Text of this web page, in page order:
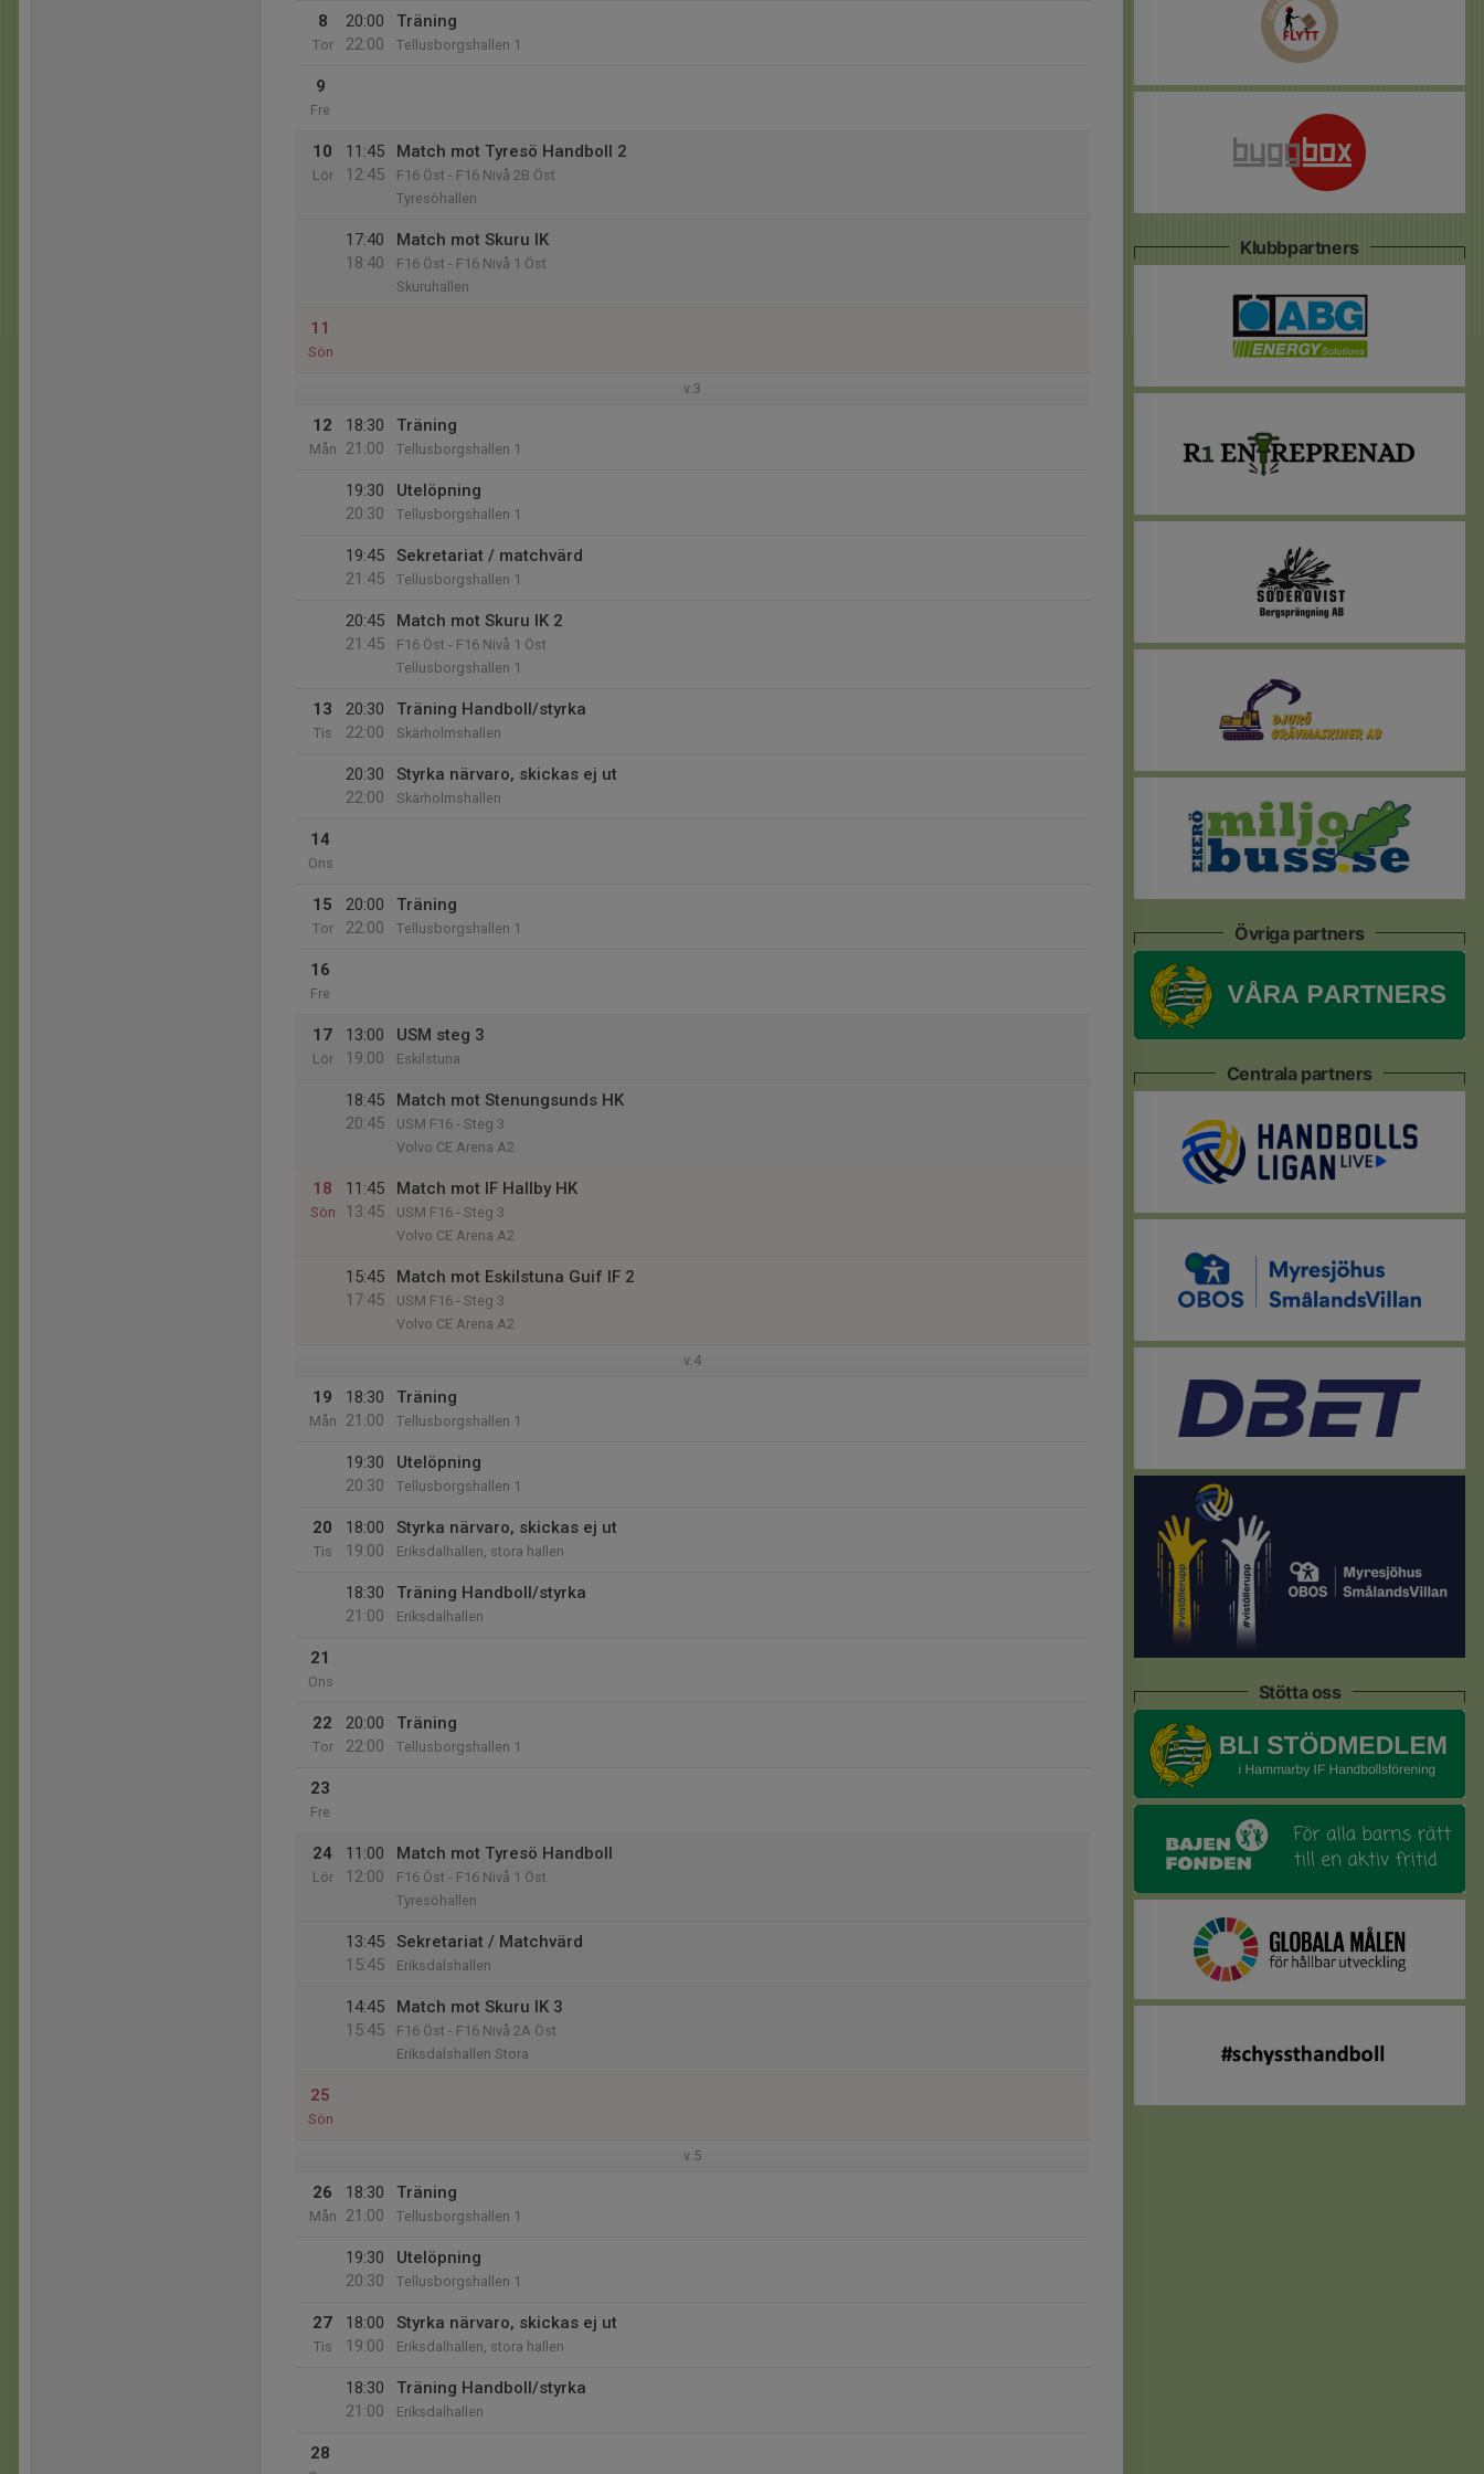
8
Tor
20:00
22:00
Träning
Tellusborgshallen 1
9
Fre
10
Lör
11:45
12:45
Match mot Tyresö Handboll 2
F16 Öst - F16 Nivå 2B Öst
Tyresöhallen
17:40
18:40
Match mot Skuru IK
F16 Öst - F16 Nivå 1 Öst
Skuruhallen
11
Sön
v.3
12
Mån
18:30
21:00
Träning
Tellusborgshallen 1
19:30
20:30
Utelöpning
Tellusborgshallen 1
19:45
21:45
Sekretariat / matchvärd
Tellusborgshallen 1
20:45
21:45
Match mot Skuru IK 2
F16 Öst - F16 Nivå 1 Öst
Tellusborgshallen 1
13
Tis
20:30
22:00
Träning Handboll/styrka
Skärholmshallen
20:30
22:00
Styrka närvaro, skickas ej ut
Skärholmshallen
14
Ons
15
Tor
20:00
22:00
Träning
Tellusborgshallen 1
16
Fre
17
Lör
13:00
19:00
USM steg 3
Eskilstuna
18:45
20:45
Match mot Stenungsunds HK
USM F16 - Steg 3
Volvo CE Arena A2
18
Sön
11:45
13:45
Match mot IF Hallby HK
USM F16 - Steg 3
Volvo CE Arena A2
15:45
17:45
Match mot Eskilstuna Guif IF 2
USM F16 - Steg 3
Volvo CE Arena A2
v.4
19
Mån
18:30
21:00
Träning
Tellusborgshallen 1
19:30
20:30
Utelöpning
Tellusborgshallen 1
20
Tis
18:00
19:00
Styrka närvaro, skickas ej ut
Eriksdalhallen, stora hallen
18:30
21:00
Träning Handboll/styrka
Eriksdalhallen
21
Ons
22
Tor
20:00
22:00
Träning
Tellusborgshallen 1
23
Fre
24
Lör
11:00
12:00
Match mot Tyresö Handboll
F16 Öst - F16 Nivå 1 Öst
Tyresöhallen
13:45
15:45
Sekretariat / Matchvärd
Eriksdalshallen
14:45
15:45
Match mot Skuru IK 3
F16 Öst - F16 Nivå 2A Öst
Eriksdalshallen Stora
25
Sön
v.5
26
Mån
18:30
21:00
Träning
Tellusborgshallen 1
19:30
20:30
Utelöpning
Tellusborgshallen 1
27
Tis
18:00
19:00
Styrka närvaro, skickas ej ut
Eriksdalhallen, stora hallen
18:30
21:00
Träning Handboll/styrka
Eriksdalhallen
28
Klubbpartners
Övriga partners
Centrala partners
Stötta oss